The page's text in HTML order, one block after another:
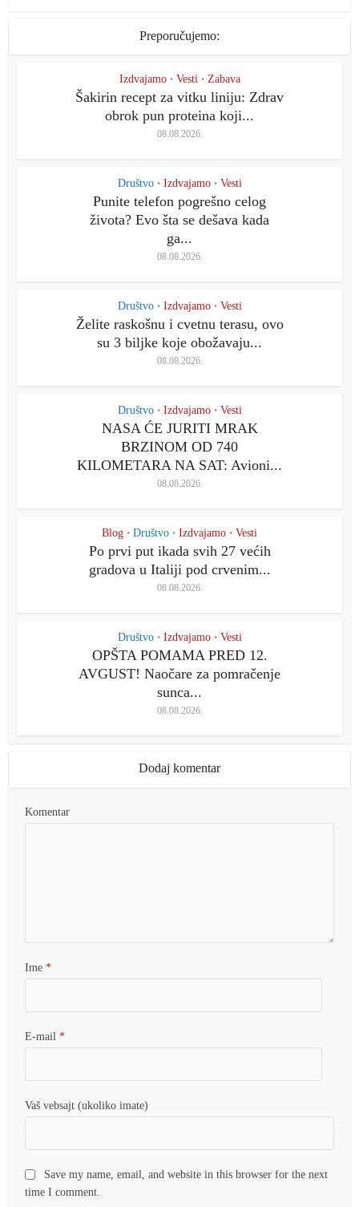
Preporučujemo:
Izdvajamo • Vesti • Zabava
Šakirin recept za vitku liniju: Zdrav
obrok pun proteina koji...
08.08.2026.
Društvo • Izdvajamo • Vesti
Punite telefon pogrešno celog
života? Evo šta se dešava kada
ga...
08.08.2026.
Društvo • Izdvajamo • Vesti
Želite raskošnu i cvetnu terasu, ovo
su 3 biljke koje obožavaju...
08.08.2026.
Društvo • Izdvajamo • Vesti
NASA ĆE JURITI MRAK
BRZINOM OD 740
KILOMETARA NA SAT: Avioni...
08.08.2026.
Blog • Društvo • Izdvajamo • Vesti
Po prvi put ikada svih 27 većih
gradova u Italiji pod crvenim...
08.08.2026.
Društvo • Izdvajamo • Vesti
OPŠTA POMAMA PRED 12.
AVGUST! Naočare za pomračenje
sunca...
08.08.2026.
Dodaj komentar
Komentar
Ime*
E-mail*
Vaš vebsajt (ukoliko imate)
Save my name, email, and website in this browser for the next
time I comment.